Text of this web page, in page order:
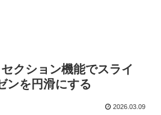
クション機能でスライ
ンを円滑にする
2026.03.09